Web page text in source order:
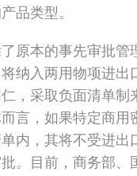
品类型。
了原本的事先审批
纳入两用物项进出
，采取负面清单制
言，如果特定商用
内，其将不受进出
。目前，商务部、